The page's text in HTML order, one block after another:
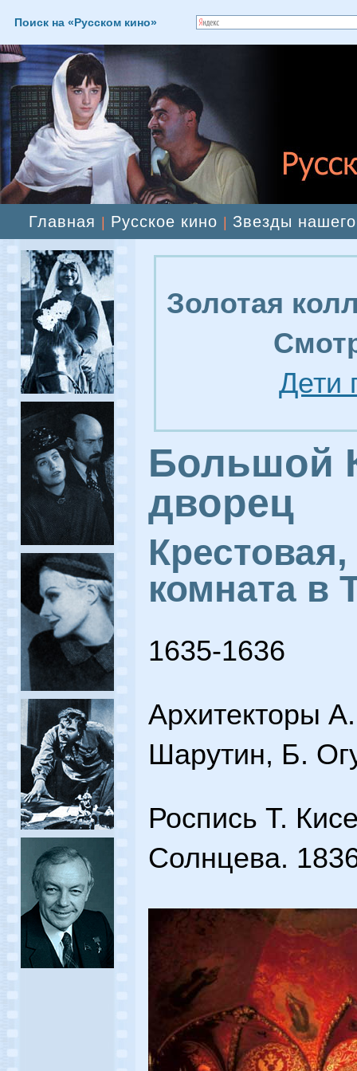
Поиск на «Русском кино»
Главная Русское кино Звезды
Золотая
Дети
Большой
дворец
комната в
1635-1636
Архитекторы
Шарутин, Б.
Роспись Т.
Солнцева.